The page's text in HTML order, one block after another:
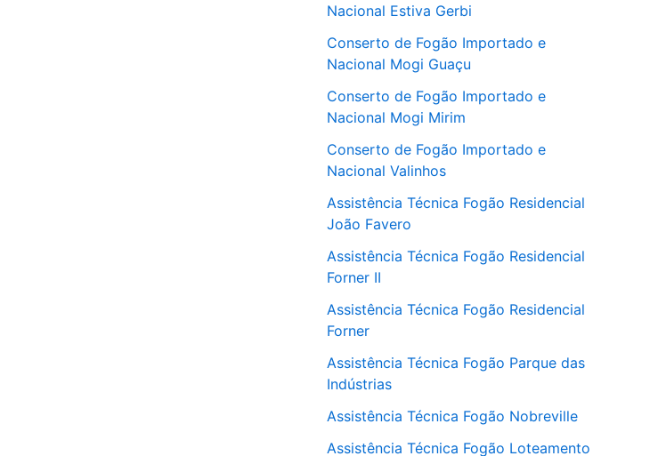
Nacional Estiva Gerbi
Conserto de Fogão Importado e
Nacional Mogi Guaçu
Conserto de Fogão Importado e
Nacional Mogi Mirim
Conserto de Fogão Importado e
Nacional Valinhos
Assistência Técnica Fogão Residencial
João Favero
Assistência Técnica Fogão Residencial
Forner II
Assistência Técnica Fogão Residencial
Forner
Assistência Técnica Fogão Parque das
Indústrias
Assistência Técnica Fogão Nobreville
Assistência Técnica Fogão Loteamento